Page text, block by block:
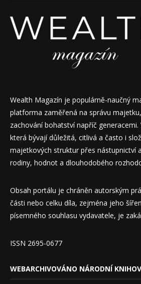
Wealth Magazín je populárně-naučný
platforma zaměřená na správu
zachování bohatství napříč
která bývají důležitá, citlivá a často i
majetkových struktur přes nástupnictví
rodiny, hodnot a dlouhodobého
Obsah portálu je chráněn autorským
části nebo celku díla, zejména jeho
písemného souhlasu vydavatele, je
ISSN 2695-0677
WEBARCHIVOVÁNO NÁRODNÍ